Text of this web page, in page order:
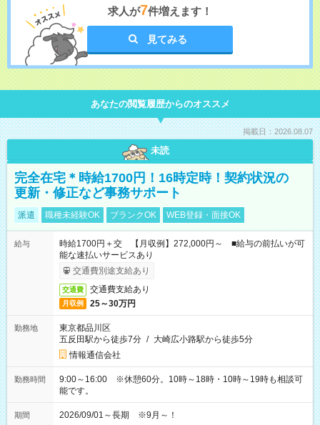
求人が7件増えます！
見てみる
あなたの閲覧履歴からのオススメ
掲載日：2026.08.07
未読
完全在宅＊時給1700円！16時定時！契約状況の
更新・修正など事務サポート
派遣 職種未経験OK ブランクOK WEB登録・面接OK
給与
時給1700円＋交 【月収例】272,000円～ ■給与の前払いが可
能な速払いサービスあり
交通費別途支給あり
交通費 交通費支給あり
月収例 25～30万円
勤務地
東京都品川区
五反田駅から徒歩7分 / 大崎広小路駅から徒歩5分
情報通信会社
勤務時間
9:00～16:00 ※休憩60分。10時～18時・10時～19時も相談可
能です。
期間 2026/09/01～長期 ※9月～！